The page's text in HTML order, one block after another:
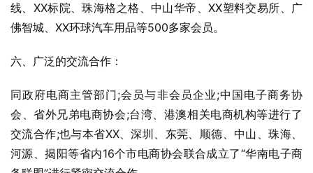
线、XX标院、珠海格之格、中山华帝、XX塑料交易所、广
佛智城、XX环球汽车用品等500多家会员。
六、广泛的交流合作：
同政府电商主管部门;会员与非会员企业;中国电子商务协
会、省外兄弟电商协会;台湾、港澳相关电商机构等进行了
交流合作;也与本省XX、深圳、东莞、顺德、中山、珠海、
河源、揭阳等省内16个市电商协会联合成立了“华南电子商